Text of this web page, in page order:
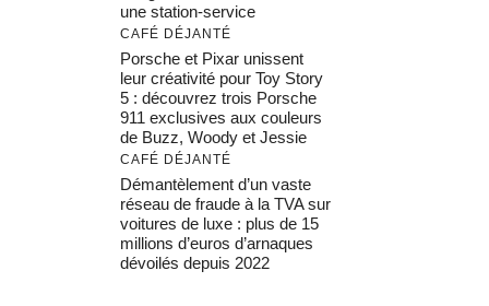
une station-service
CAFÉ DÉJANTÉ
Porsche et Pixar unissent
leur créativité pour Toy Story
5 : découvrez trois Porsche
911 exclusives aux couleurs
de Buzz, Woody et Jessie
CAFÉ DÉJANTÉ
Démantèlement d’un vaste
réseau de fraude à la TVA sur
voitures de luxe : plus de 15
millions d’euros d’arnaques
dévoilés depuis 2022